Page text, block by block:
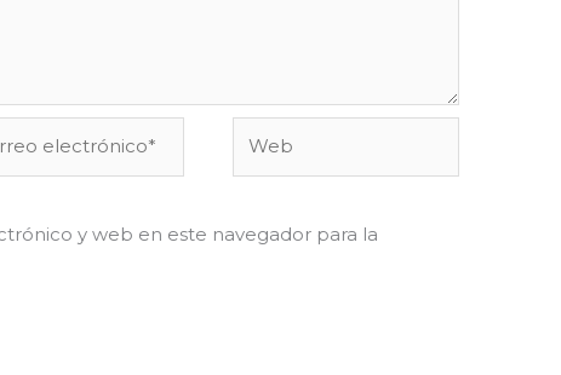
y web en este navegador para la